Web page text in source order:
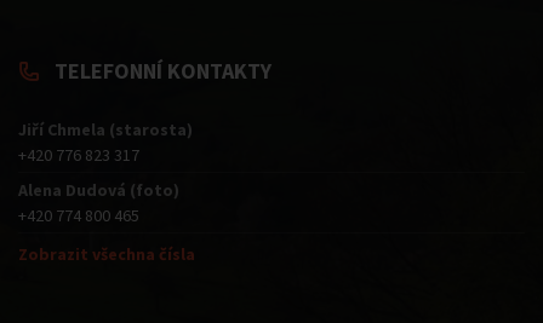
TELEFONNÍ KONTAKTY
Jiří Chmela (starosta)
+420 776 823 317
Alena Dudová (foto)
+420 774 800 465
Zobrazit všechna čísla